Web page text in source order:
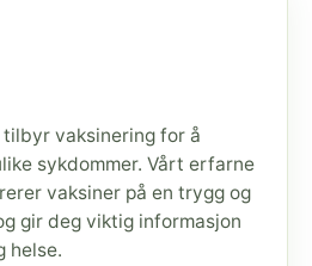
vaksinering for å
sykdommer. Vårt erfarne
vaksiner på en trygg og
gir deg viktig informasjon
helse.